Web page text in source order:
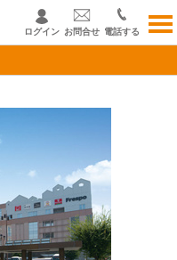
ログイン お問合せ 電話する